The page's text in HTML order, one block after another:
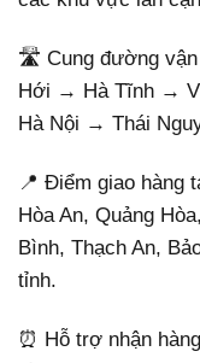
🛣️ Cung đường
Hới → Hà Tĩnh →
Hà Nội → Thái
📍 Điểm giao hàng
Hòa An, Quảng
Bình, Thạch An,
tỉnh.
⏰ Hỗ trợ nhận